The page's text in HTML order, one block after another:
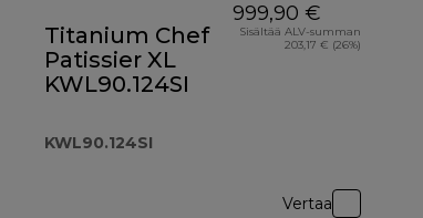
Titanium Chef
Patissier XL
KWL90.124SI
KWL90.124SI
999,90 €
Sisältää ALV-summan
203,17 € (26%)
Vertaa